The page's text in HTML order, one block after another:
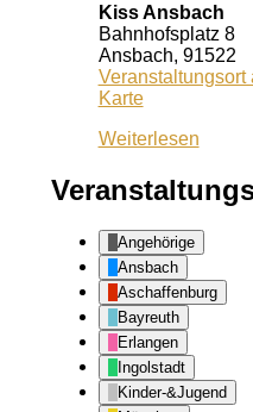
Kiss Ansbach
Bahnhofsplatz 8
Ansbach, 91522
Veranstaltungsort
KarteKiss
Weiterlesen
Angehörige
Ansbach
Aschaffenburg
Bayreuth
Erlangen
Ingolstadt
Kinder-&Jugend